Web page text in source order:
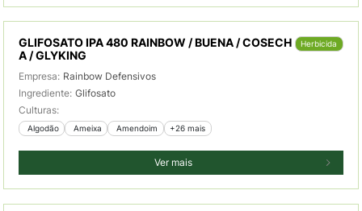
GLIFOSATO IPA 480 RAINBOW / BUENA / COSECH
A / GLYKING
Herbicida
Empresa: Rainbow Defensivos
Ingrediente: Glifosato
Culturas:
Algodão Ameixa Amendoim +26 mais
Ver mais